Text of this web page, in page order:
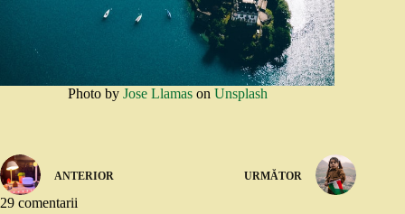
Photo by Jose Llamason Unsplash
ANTERIOR URMĂTOR
29 comentarii